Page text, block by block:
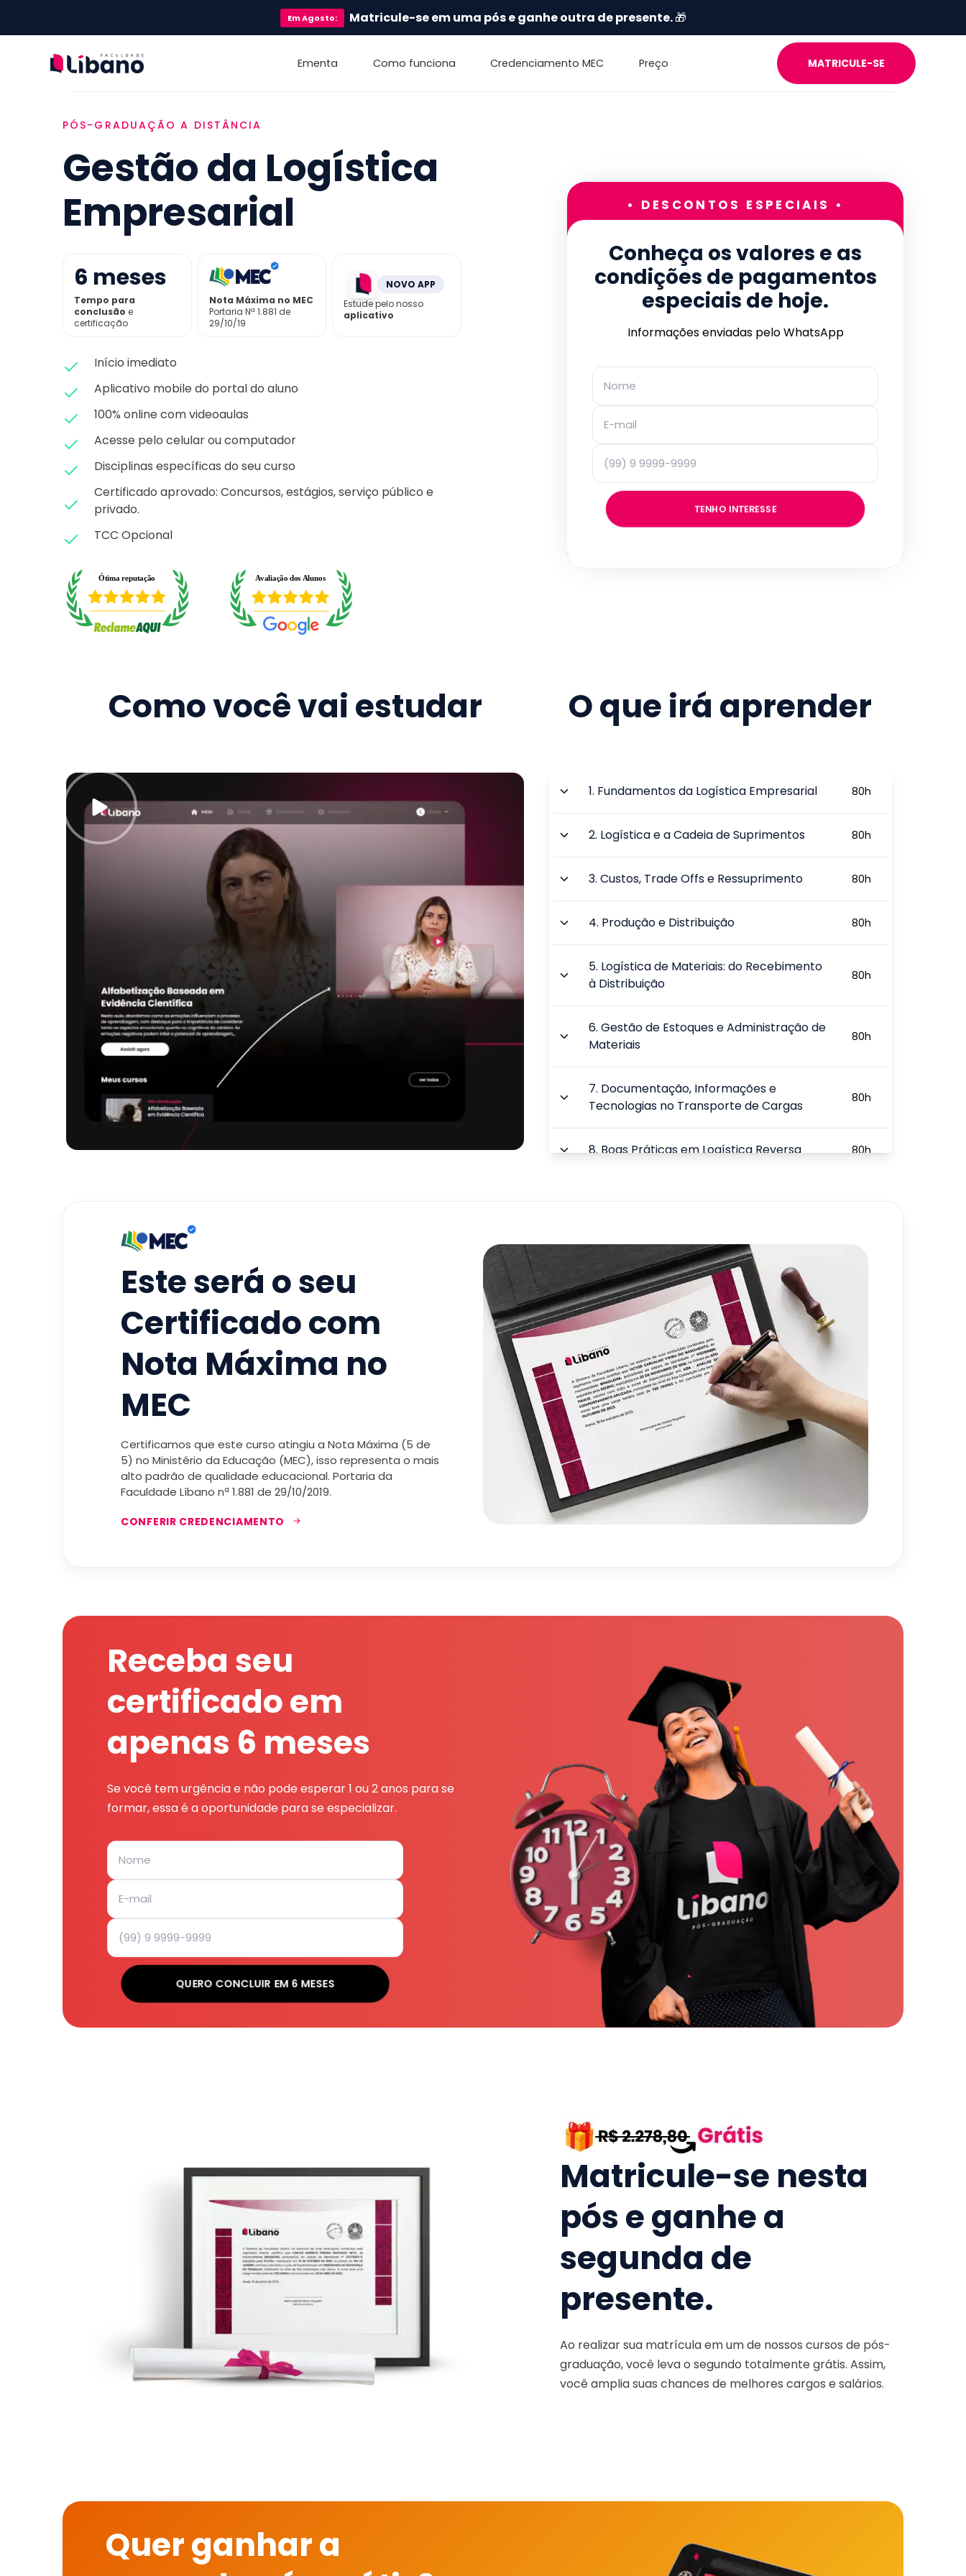
EmAgosto: Matricule-se em uma pós e ganhe outra de presente.🎁
Ementa Como funciona Credenciamento MEC Preço MATRICULE-SE
PÓS-GRADUAÇÃO A DISTÂNCIA
Gestão da Logística
Empresarial
6 meses
Tempo para
conclusão e
certificação
Nota Máxima no MEC
Portaria Nª 1.881 de
29/10/19
NOVO APP
Estude pelo nosso
aplicativo
Início imediato
Aplicativo mobile do portal do aluno
100% online com videoaulas
Acesse pelo celular ou computador
Disciplinas específicas do seu curso
Certificado aprovado: Concursos, estágios, serviço público e
privado.
TCC Opcional
• DESCONTOS ESPECIAIS •
Conheça os valores e as
condições de pagamentos
especiais de hoje.
Informações enviadas pelo WhatsApp
TENHO INTERESSE
Como você vai estudar O que irá aprender
1. Fundamentos da Logística Empresarial 80h
2. Logística e a Cadeia de Suprimentos 80h
3.Custos, Trade Offs e Ressuprimento 80h
4. Produção e Distribuição 80h
5. Logística de Materiais: do Recebimento
à Distribuição
80h
6.Gestão de Estoques e Administração de
Materiais
80h
7. Documentação, Informações e
Tecnologias no Transporte de Cargas
80h
8.Boas Práticas em Logística Reversa 80h
TOTAL:
Este será o seu
Certificado com
Nota Máxima no
MEC
Certificamos que este curso atingiu a Nota Máxima (5 de
5) no Ministério da Educação (MEC), isso representa o mais
alto padrão de qualidade educacional. Portaria da
Faculdade Líbano nª 1.881 de 29/10/2019.
CONFERIR CREDENCIAMENTO
Receba seu
certificado em
apenas 6 meses
Se você tem urgência e não pode esperar 1 ou 2 anos para se
formar, essa é a oportunidade para se especializar.
QUERO CONCLUIR EM 6 MESES
Matricule-se nesta
pós e ganhe a
segunda de
presente.
Ao realizar sua matrícula em um de nossos cursos de pós-
graduação, você leva o segundo totalmente grátis. Assim,
você amplia suas chances de melhores cargos e salários.
Quer ganhar a